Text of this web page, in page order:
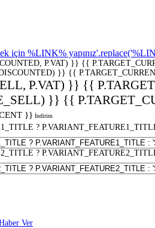
için %LINK%
P.VAT) }} {{
}} {{
P.VAT) }} {{
}} {{
}} İndirim
?
?
Ver